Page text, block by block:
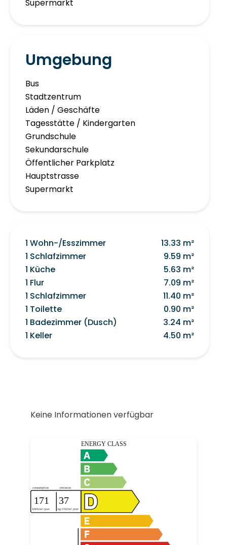
Supermarkt
Umgebung
Bus
Stadtzentrum
Läden / Geschäfte
Tagesstätte / Kindergarten
Grundschule
Sekundarschule
Öffentlicher Parkplatz
Hauptstrasse
Supermarkt
1 Wohn-/Esszimmer
13.33 m²
1 Schlafzimmer
9.59 m²
1 Küche
5.63 m²
1 Flur
7.09 m²
1 Schlafzimmer
11.40 m²
1 Toilette
0.90 m²
1 Badezimmer (Dusch)
3.24 m²
1 Keller
4.50 m²
Keine Informationen verfügbar